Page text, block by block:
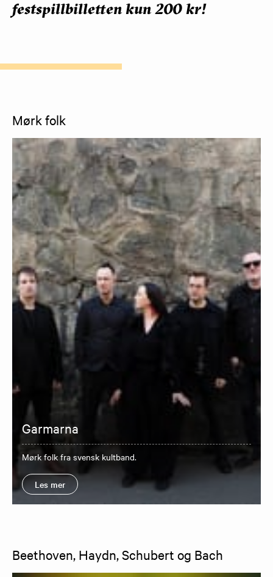
festspillbilletten kun 200 kr!
Mørk folk
Garmarna
Mørk folk fra svensk kultband.
Les mer
Beethoven, Haydn, Schubert og Bach